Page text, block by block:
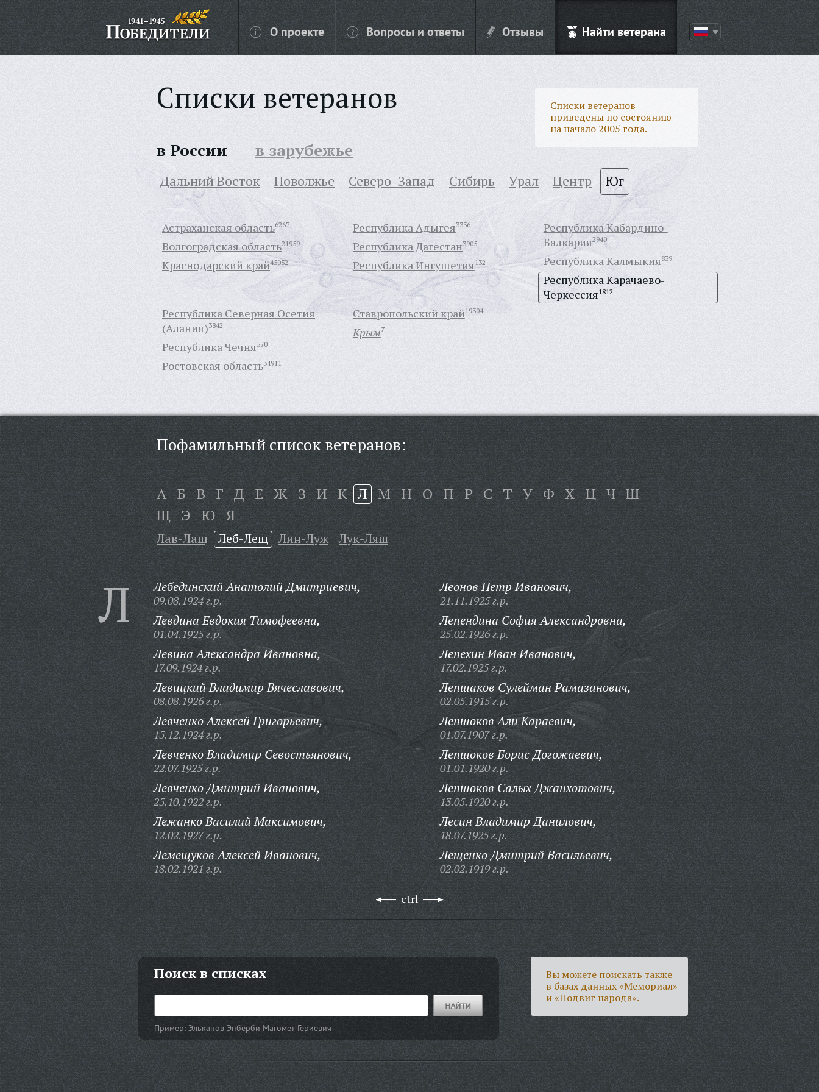
О проекте Вопросы и ответы Отзывы Найти ветерана
Списки ветеранов
Списки ветеранов
приведены по состоянию
на начало 2005 года.
в России в зарубежье
Дальний Восток Поволжье Северо-Запад Сибирь Урал Центр Юг
Астраханская область6267
Волгоградская область21959
Краснодарский край45052
Республика Адыгея3336
Республика Дагестан3905
Республика Ингушетия132
Республика Кабардино-
Балкария2940
Республика Калмыкия839
Республика Карачаево-
Черкессия1812
Республика Северная Осетия
(Алания)3842
Республика Чечня570
Ростовская область34911
Ставропольский край 19304
Крым7
Пофамильный список ветеранов:
А Б В Г Д Е Ж З И К Л М Н О П Р С Т У Ф Х Ц Ч Ш
Щ Э Ю Я
Лав-Лащ Леб-Лещ Лин-Луж Лук-Ляш
Л Лебединский Анатолий Дмитриевич,
09.08.1924 г.р.
Левдина Евдокия Тимофеевна,
01.04.1925 г.р.
Левина Александра Ивановна,
17.09.1924 г.р.
Левицкий Владимир Вячеславович,
08.08.1926 г.р.
Левченко Алексей Григорьевич,
15.12.1924 г.р.
Левченко Владимир Севостьянович,
22.07.1925 г.р.
Левченко Дмитрий Иванович,
25.10.1922 г.р.
Лежанко Василий Максимович,
12.02.1927 г.р.
Лемещуков Алексей Иванович,
18.02.1921 г.р.
Леонов Петр Иванович,
21.11.1925 г.р.
Лепендина София Александровна,
25.02.1926 г.р.
Лепехин Иван Иванович,
17.02.1925 г.р.
Лепшаков Сулейман Рамазанович,
02.05.1915 г.р.
Лепшоков Али Караевич,
01.07.1907 г.р.
Лепшоков Борис Догожаевич,
01.01.1920 г.р.
Лепшоков Салых Джанхотович,
13.05.1920 г.р.
Лесин Владимир Данилович,
18.07.1925 г.р.
Лещенко Дмитрий Васильевич,
02.02.1919 г.р.
ctrl
Поиск в списках
Пример: Эльканов Энберби Магомет Гериевич
Вы можете поискать также
в базах данных «Мемориал»
и «Подвиг народа».